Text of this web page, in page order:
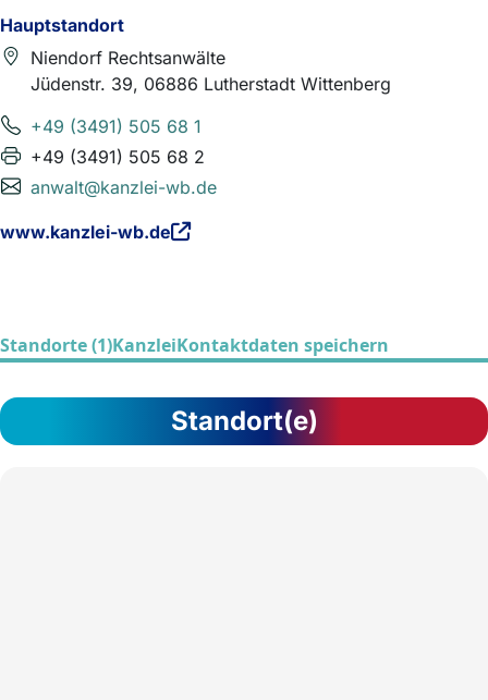
Hauptstandort
Niendorf Rechtsanwälte
Jüdenstr. 39, 06886 Lutherstadt Wittenberg
+49 (3491) 505 68 1
+49 (3491) 505 68 2
anwalt@kanzlei-wb.de
www.kanzlei-wb.de
Standorte (1)KanzleiKontaktdaten speichern
Standort(e)